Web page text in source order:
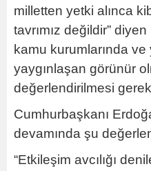
milletten yetki alınca
tavrımız değildir”
kamu kurumlarında
yaygınlaşan görünür
değerlendirilmesi
Cumhurbaşkanı
devamında şu
“Etkileşim avcılığı